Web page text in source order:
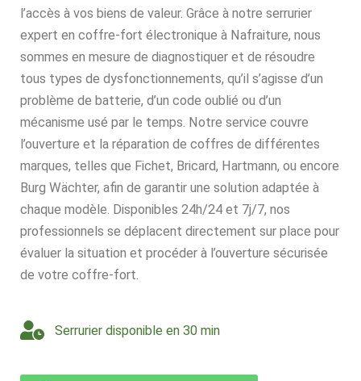
l’accès à vos biens de valeur. Grâce à notre serrurier
expert en coffre-fort électronique à Nafraiture, nous
sommes en mesure de diagnostiquer et de résoudre
tous types de dysfonctionnements, qu’il s’agisse d’un
problème de batterie, d’un code oublié ou d’un
mécanisme usé par le temps. Notre service couvre
l’ouverture et la réparation de coffres de différentes
marques, telles que Fichet, Bricard, Hartmann, ou encore
Burg Wächter, afin de garantir une solution adaptée à
chaque modèle. Disponibles 24h/24 et 7j/7, nos
professionnels se déplacent directement sur place pour
évaluer la situation et procéder à l’ouverture sécurisée
de votre coffre-fort.
Serrurier disponible en 30 min